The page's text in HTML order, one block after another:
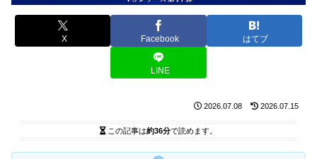
X Facebook はてブ
LINE
2026.07.08 2026.07.15
この記事は約36分で読めます。